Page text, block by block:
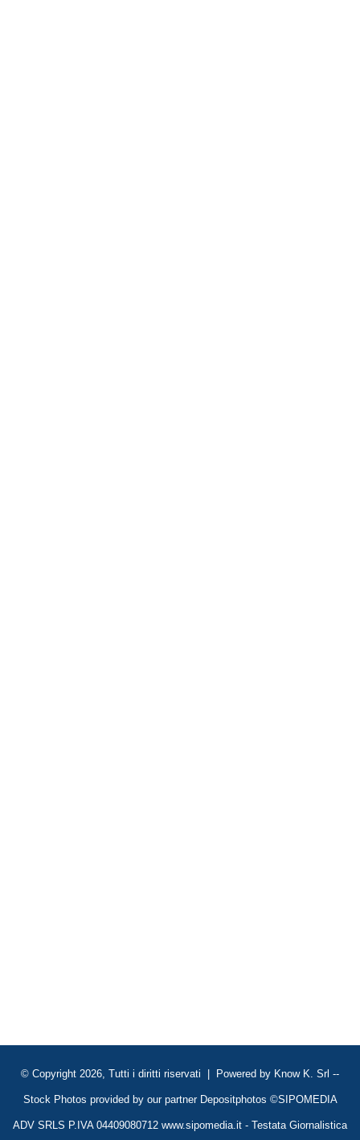
© Copyright 2026, Tutti i diritti riservati | Powered by Know K. Srl --
Stock Photos provided by our partner Depositphotos ©SIPOMEDIA
ADV SRLS P.IVA 04409080712 www.sipomedia.it - Testata Giornalistica